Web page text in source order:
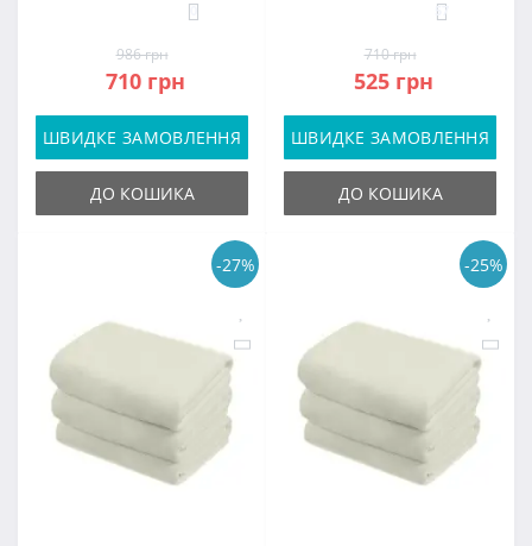
0
986 грн
710 грн
ШВИДКЕ ЗАМОВЛЕННЯ
ДО КОШИКА
57
710 грн
525 грн
ШВИДКЕ ЗАМОВЛЕННЯ
ДО КОШИКА
-27% -25%